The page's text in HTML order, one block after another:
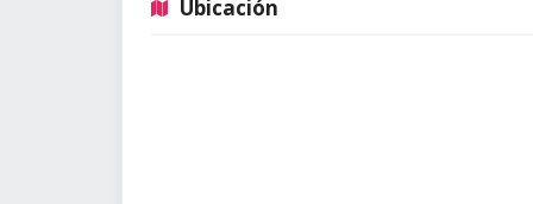
Ubicación